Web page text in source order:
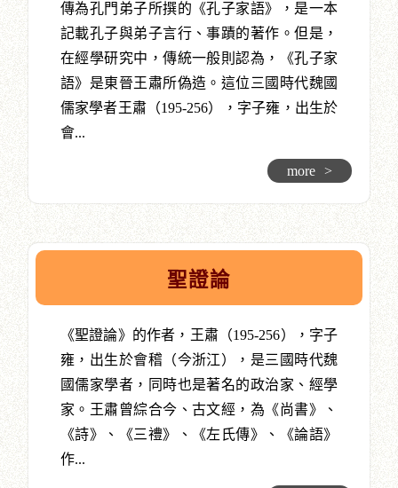
傳為孔門弟子所撰的《孔子家語》，是一本
記載孔子與弟子言行、事蹟的著作。但是，
在經學研究中，傳統一般則認為，《孔子家
語》是東晉王肅所偽造。這位三國時代魏國
儒家學者王肅（195-256），字子雍，出生於
會...
more >
聖證論
《聖證論》的作者，王肅（195-256），字子
雍，出生於會稽（今浙江），是三國時代魏
國儒家學者，同時也是著名的政治家、經學
家。王肅曾綜合今、古文經，為《尚書》、
《詩》、《三禮》、《左氏傳》、《論語》
作...